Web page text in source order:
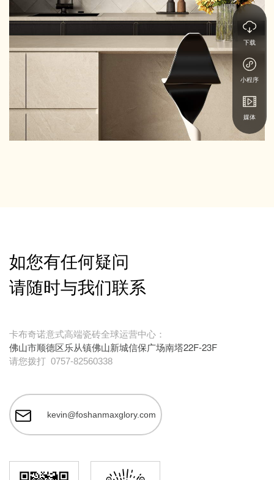
如您有任何疑问
请随时与我们联系
卡布奇诺意式高端瓷砖全球运营中心：
佛山市顺德区乐从镇佛山新城信保广场南塔22F-23F
请您拨打 0757-82560338
kevin@foshanmaxglory.com
下载
小程序
媒体